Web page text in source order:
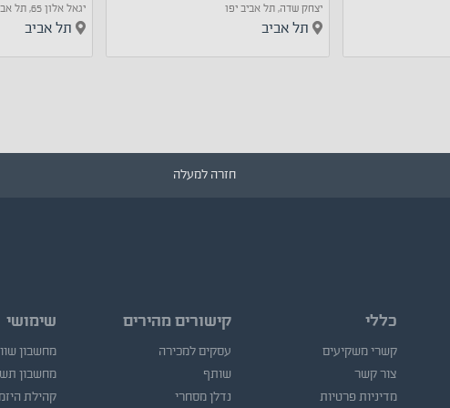
יצחק שדה, תל אביב יפו
תל אביב
יגאל אלון 65, תל אביב יפו
תל אביב
חזרה למעלה
כללי
קשרי משקיעים
צור קשר
מדיניות פרטיות
קישורים מהירים
עסקים למכירה
שותף
נדלן מסחרי
שימושי
מחשבון
מחשבון
קהילת